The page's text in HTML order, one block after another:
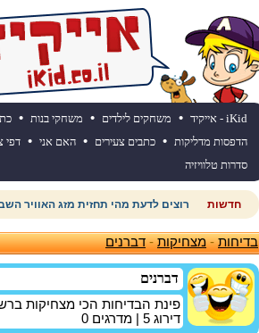
iKid - אייקיד • משחקים לילדים • משחקי בנות •
הדפסות מדליקות • כתבים צעירים • האם אני • דפי
סדרות טלוויזיה
חדשות רוצים לדעת מהי תחזית מזג האוויר
בדיחות-מצחיקות-דברנים
דברנים
פינת הבדיחות הכי מצחיקות
דירוג 5 | מדרגים 0